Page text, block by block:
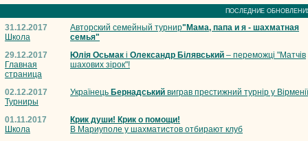
ПОСЛЕДНИЕ
31.12.2017
Школа
Авторский семейный турнир"Мама, папа и я - шахматная
семья"
29.12.2017
Главная
страница
Юлія Осьмак і Олександр Білявський – переможці "Матчів
шахових зірок"!
02.12.2017
Турниры
Українець Бернадський виграв престижний турнір у Вірменії
01.11.2017
Школа
Крик души! Крик о помощи!
В Мариуполе у шахматистов отбирают клуб